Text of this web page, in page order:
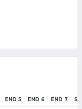
END 5 END 6 END 7